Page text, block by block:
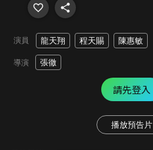
演員 龍天翔 程天賜 陳惠敏
導演 張徹
請先登入
播放預告片